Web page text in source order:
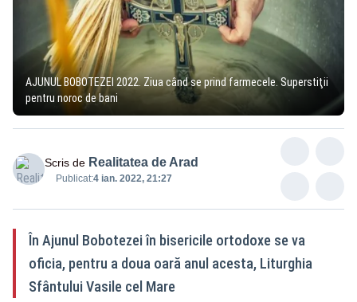
AJUNUL BOBOTEZEI 2022. Ziua când se prind farmecele. Superstiţii
pentru noroc de bani
Scris de Realitatea de Arad
Publicat:4 ian. 2022, 21:27
În Ajunul Bobotezei în bisericile ortodoxe se va
oficia, pentru a doua oară anul acesta, Liturghia
Sfântului Vasile cel Mare